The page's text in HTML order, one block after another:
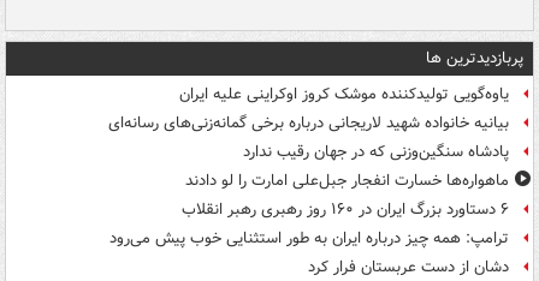
پربازدیدترین ها
یاوه‌گویی تولیدکننده موشک کروز اوکراینی علیه ایران
بیانیه خانواده شهید لاریجانی درباره برخی گمانه‌زنی‌های رسانه‌ای
پادشاه سنگین‌وزنی که در جهان رقیب ندارد
ماهواره‌ها خسارت انفجار جبل‌علی امارت را لو دادند
۶ دستاورد بزرگ ایران در ۱۶۰ روز رهبری رهبر انقلاب
ترامپ: همه چیز درباره ایران به طور استثنایی خوب پیش می‌رود
دشان از دست عربستان فرار کرد